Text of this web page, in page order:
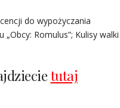
do wypożyczania
Romulus”; Kulisy
tutaj